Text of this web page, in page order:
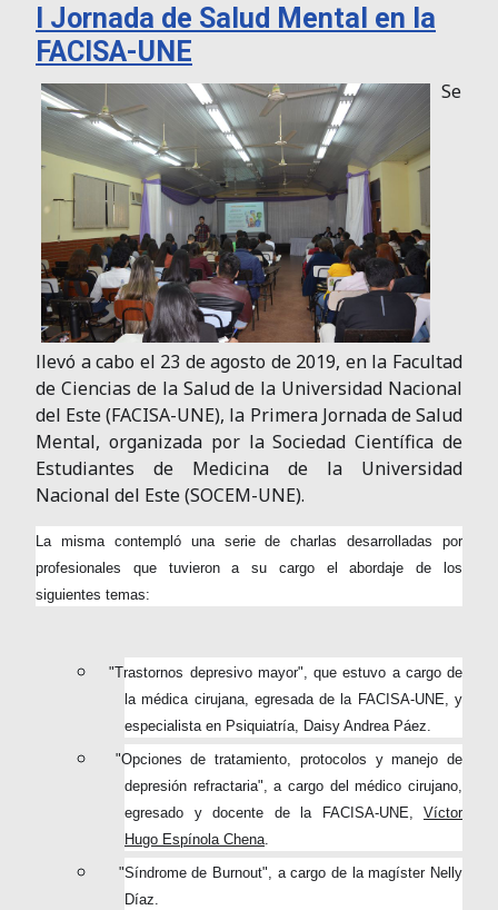
I Jornada de Salud Mental en la
FACISA-UNE
Se
llevó a cabo el 23 de agosto de 2019, en la Facultad
de Ciencias de la Salud de la Universidad Nacional
del Este (FACISA-UNE), la Primera Jornada de Salud
Mental, organizada por la Sociedad Científica de
Estudiantes de Medicina de la Universidad
Nacional del Este (SOCEM-UNE).
La misma contempló una serie de charlas desarrolladas por
profesionales que tuvieron a su cargo el abordaje de los
siguientes temas:
"Trastornos depresivo mayor", que estuvo a cargo de
la médica cirujana, egresada de la FACISA-UNE, y
especialista en Psiquiatría, Daisy Andrea Páez.
"Opciones de tratamiento, protocolos y manejo de
depresión refractaria", a cargo del médico cirujano,
egresado y docente de la FACISA-UNE, Víctor
Hugo Espínola Chena.
"Síndrome de Burnout", a cargo de la magíster Nelly
Díaz.